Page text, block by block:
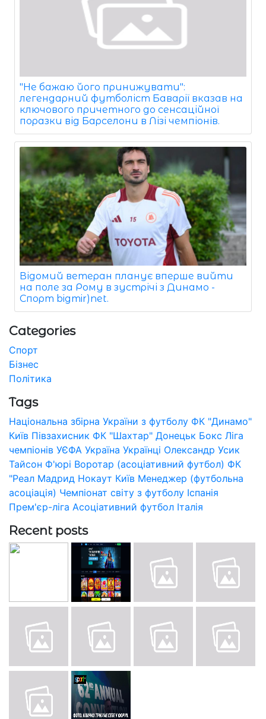
"Не бажаю його принижувати":
легендарний футболіст Баварії вказав на
ключового причетного до сенсаційної
поразки від Барселони в Лізі чемпіонів.
Відомий ветеран планує вперше вийти
на поле за Рому в зустрічі з Динамо -
Спорт bigmir)net.
Categories
Спорт
Бізнес
Політика
Tags
Національна збірна України з футболу ФК "Динамо"
Київ Півзахисник ФК "Шахтар" Донецьк Бокс Ліга
чемпіонів УЄФА Україна Українці Олександр Усик
Тайсон Ф'юрі Воротар (асоціативний футбол) ФК
"Реал Мадрид Нокаут Київ Менеджер (футбольна
асоціація) Чемпіонат світу з футболу Іспанія
Прем'єр-ліга Асоціативний футбол Італія
Recent posts